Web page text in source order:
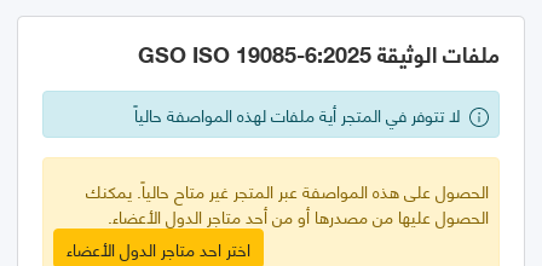
ملفات الوثيقة GSO ISO 19085-6:2025
لا تتوفر في المتجر أية ملفات لهذه المواصفة حالياً
الحصول على هذه المواصفة عبر المتجر غير متاح حالياً. يمكنك
الحصول عليها من مصدرها أو من أحد متاجر الدول الأعضاء.
اختر احد متاجر الدول الأعضاء